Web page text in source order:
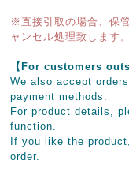
※直接引取の場合、保
ャンセル処理致します。
【For customers
We also accept
payment methods.
For product details,
function.
If you like the
order.